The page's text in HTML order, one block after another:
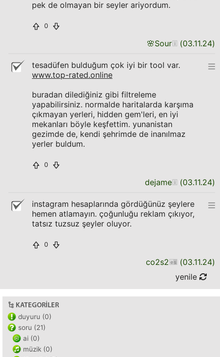
pek de olmayan bir seyler ariyordum.
0
🌸Sour (03.11.24)
tesadüfen bulduğum çok iyi bir tool var.
www.top-rated.online
buradan dilediğiniz gibi filtreleme
yapabilirsiniz. normalde haritalarda karşıma
çıkmayan yerleri, hidden gem'leri, en iyi
mekanları böyle keşfettim. yunanistan
gezimde de, kendi şehrimde de inanılmaz
yerler buldum.
0
dejame (03.11.24)
instagram hesaplarında gördüğünüz şeylere
hemen atlamayın. çoğunluğu reklam çıkıyor,
tatsız tuzsuz şeyler oluyor.
0
co2s2 (03.11.24)
yenile
KATEGORILER
duyuru (0)
soru (21)
ai (0)
müzik (0)